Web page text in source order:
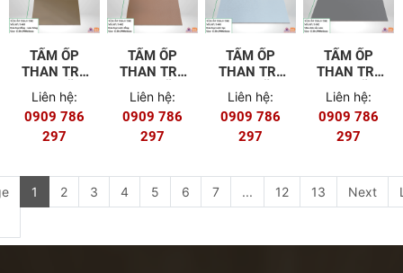
TẤM ỐP
THAN TRE
8MM MÃ T-
403
Liên hệ:
0909 786
297
TẤM ỐP
THAN TRE
8MM MÃ T-
402
Liên hệ:
0909 786
297
TẤM ỐP
THAN TRE
8MM MÃ T-
401
Liên hệ:
0909 786
297
TẤM ỐP
THAN TRE
8MM MÃ T-
302
Liên hệ:
0909 786
297
1 2 3 4 5 6 7 ... 12 13 Next